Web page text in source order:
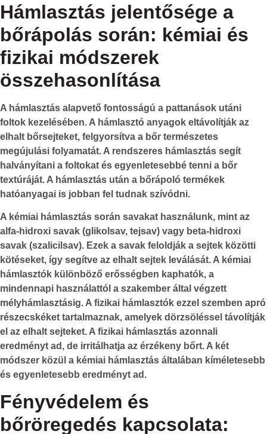
Hámlasztás jelentősége a
bőrápolás során: kémiai és
fizikai módszerek
összehasonlítása
A hámlasztás alapvető fontosságú a pattanások utáni
foltok kezelésében. A hámlasztó anyagok eltávolítják az
elhalt bőrsejteket, felgyorsítva a bőr természetes
megújulási folyamatát. A rendszeres hámlasztás segít
halványítani a foltokat és egyenletesebbé tenni a bőr
textúráját. A hámlasztás után a bőrápoló termékek
hatóanyagai is jobban fel tudnak szívódni.
A kémiai hámlasztás során savakat használunk, mint az
alfa-hidroxi savak (glikolsav, tejsav) vagy beta-hidroxi
savak (szalicilsav). Ezek a savak feloldják a sejtek közötti
kötéseket, így segítve az elhalt sejtek leválását. A kémiai
hámlasztók különböző erősségben kaphatók, a
mindennapi használattól a szakember által végzett
mélyhámlasztásig. A fizikai hámlasztók ezzel szemben apró
részecskéket tartalmaznak, amelyek dörzsöléssel távolítják
el az elhalt sejteket. A fizikai hámlasztás azonnali
eredményt ad, de irritálhatja az érzékeny bőrt. A két
módszer közül a kémiai hámlasztás általában kíméletesebb
és egyenletesebb eredményt ad.
Fényvédelem és
bőröregedés kapcsolata: